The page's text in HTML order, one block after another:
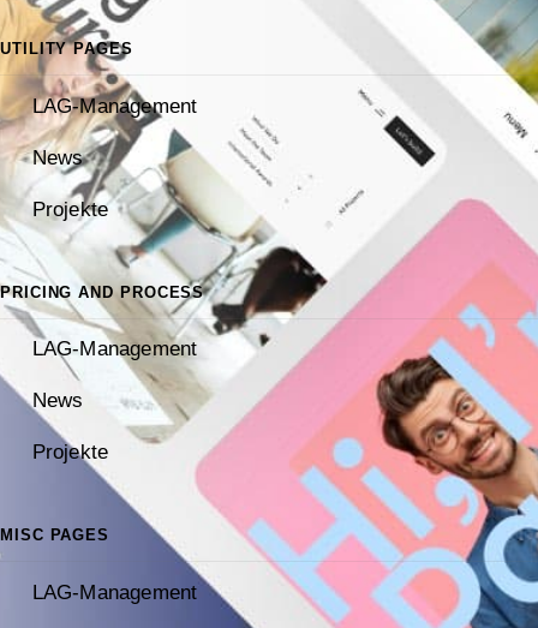
UTILITY PAGES
LAG-Management
News
Projekte
PRICING AND PROCESS
LAG-Management
News
Projekte
MISC PAGES
LAG-Management